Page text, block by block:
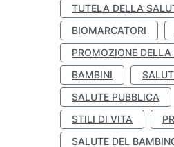
TUTELA DELLA
BIOMARCATORI
PROMOZIONE DELLA
BAMBINI
SALUTE PUBBLICA
STILI DI VITA
SALUTE DEL